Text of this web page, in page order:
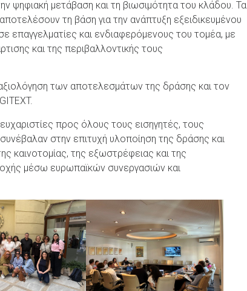
ψηφιακή μετάβαση και τη βιωσιμότητα του κλάδου. Τα
τη βάση για την ανάπτυξη εξειδικευμένου
επαγγελματίες και ενδιαφερόμενους του τομέα, με
και της περιβαλλοντικής τους
των αποτελεσμάτων της δράσης και τον
προς όλους τους εισηγητές, τους
στην επιτυχή υλοποίηση της δράσης και
καινοτομίας, της εξωστρέφειας και της
μέσω ευρωπαϊκών συνεργασιών και